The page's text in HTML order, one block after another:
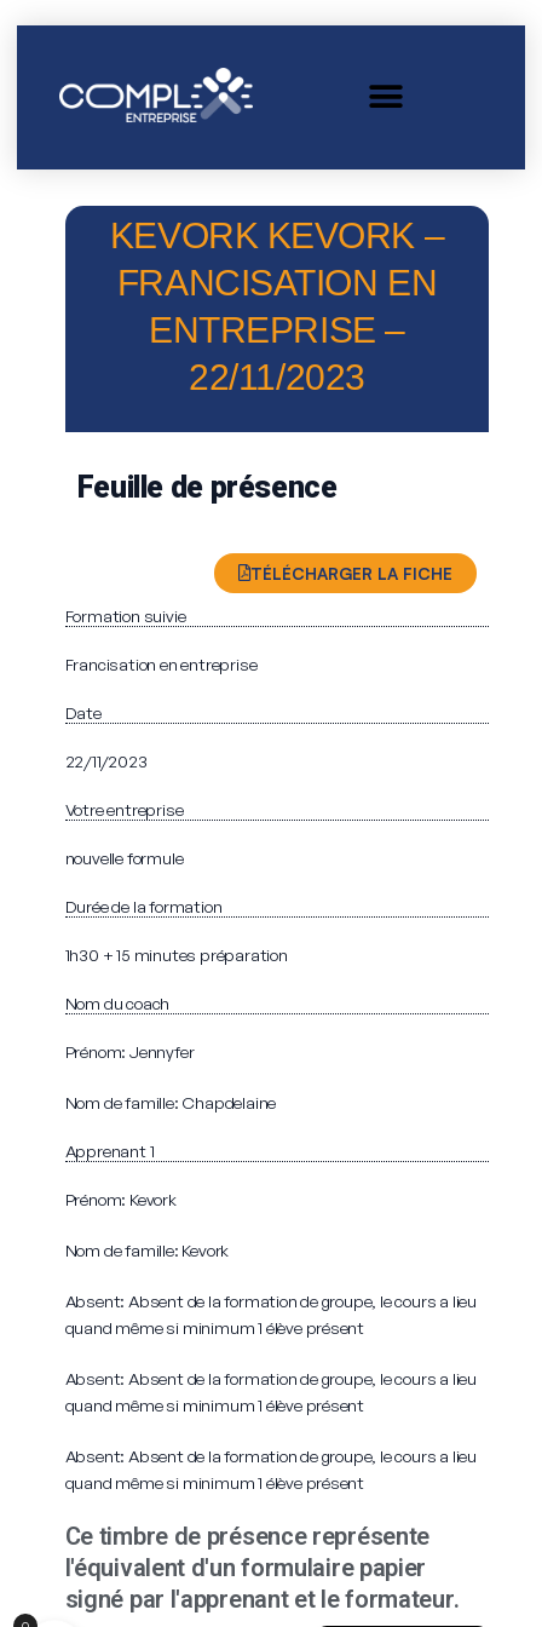
KEVORK KEVORK –
FRANCISATION EN
ENTREPRISE –
22/11/2023
Feuille de présence
TÉLÉCHARGER LA FICHE
Formation suivie
Francisation en entreprise
Date
22/11/2023
Votre entreprise
nouvelle formule
Durée de la formation
1h30 + 15 minutes préparation
Nom du coach
Prénom: Jennyfer
Nom de famille: Chapdelaine
Apprenant 1
Prénom: Kevork
Nom de famille: Kevork
Absent: Absent de la formation de groupe, le cours a lieu
quand même si minimum 1 élève présent
Absent: Absent de la formation de groupe, le cours a lieu
quand même si minimum 1 élève présent
Absent: Absent de la formation de groupe, le cours a lieu
quand même si minimum 1 élève présent
Ce timbre de présence représente
l'équivalent d'un formulaire papier
signé par l'apprenant et le formateur.